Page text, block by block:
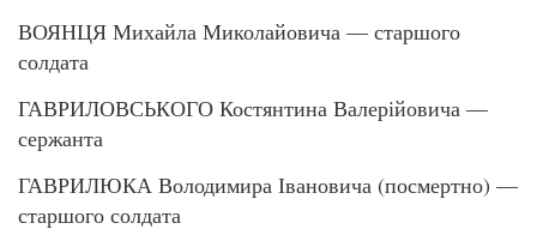
ВОЯНЦЯ Михайла Миколайовича — старшого
солдата
ГАВРИЛОВСЬКОГО Костянтина Валерійовича —
сержанта
ГАВРИЛЮКА Володимира Івановича (посмертно) —
старшого солдата